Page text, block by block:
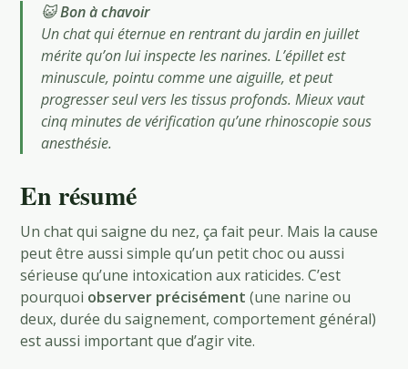
😺Bon à chavoir
Un chat qui éternue en rentrant du jardin en juillet
mérite qu’on lui inspecte les narines. L’épillet est
minuscule, pointu comme une aiguille, et peut
progresser seul vers les tissus profonds. Mieux vaut
cinq minutes de vérification qu’une rhinoscopie sous
anesthésie.
En résumé
Un chat qui saigne du nez, ça fait peur. Mais la cause
peut être aussi simple qu’un petit choc ou aussi
sérieuse qu’une intoxication aux raticides. C’est
pourquoi observer précisément (une narine ou
deux, durée du saignement, comportement général)
est aussi important que d’agir vite.